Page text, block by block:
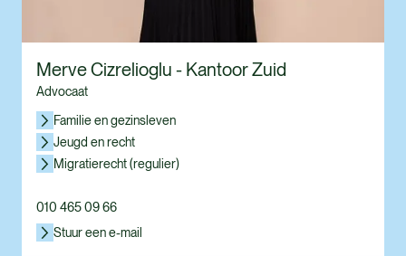
Merve Cizrelioglu - Kantoor Zuid
Advocaat
Familie en gezinsleven
Jeugd en recht
Migratierecht (regulier)
010 465 09 66
Stuur een e-mail